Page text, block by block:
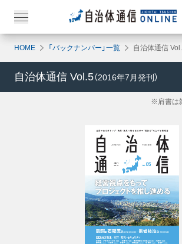
HOME 「バックナンバー」一覧 自治体通信
自治体通信 Vol.5（2016年7月発刊）
※肩書は